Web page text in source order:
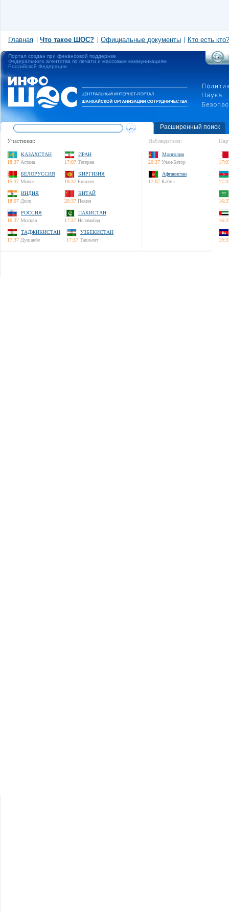
Главная Что такое ШОС? Официальные документы Кто есть кто?
Портал создан при финансовой поддержке
Федерального агентства по печати и массовым коммуникациям
Российской Федерации
Расширенный поиск
Участники:
КАЗАХСТАН
18:37 Астана
ИРАН
17:07 Тегеран
БЕЛОРУССИЯ
15:37 Минск
КИРГИЗИЯ
18:37 Бишкек
ИНДИЯ
18:07 Дели
КИТАЙ
20:37 Пекин
РОССИЯ
16:37 Москва
ПАКИСТАН
17:37 Исламабад
ТАДЖИКИСТАН
17:37 Душанбе
УЗБЕКИСТАН
17:37 Ташкент
Наблюдатели:
Монголия
20:37 Улан-Батор
Афганистан
17:07 Кабул